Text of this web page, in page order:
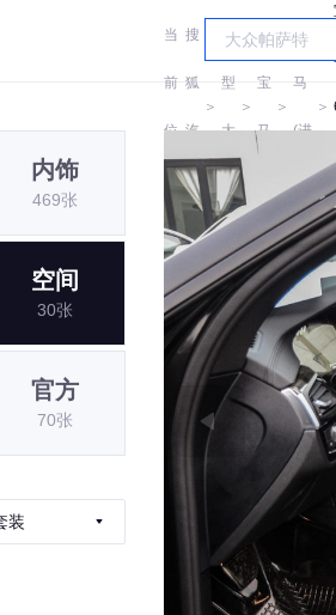
当
前
位
置:
搜
狐
汽
车
＞
车
型
大
全
＞
宝
马
＞
宝
马
(进
口)
＞
内饰
469张
空间
30张
官方
70张
装